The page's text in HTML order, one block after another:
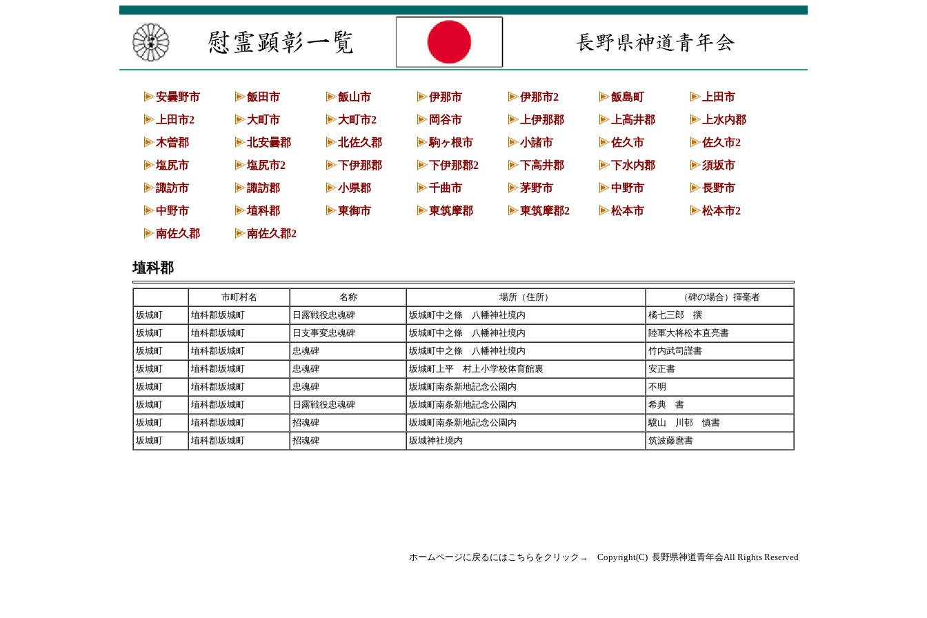
安曇野市 飯田市 飯山市 伊那市 伊那市2 飯島町
上田市
上田市2
大町市 大町市2 岡谷市 上伊那郡 上高井郡
上水内郡
木曽郡
北安曇郡 北佐久郡 駒ヶ根市 小諸市 佐久市
佐久市2
塩尻市
塩尻市2 下伊那郡 下伊那郡2 下高井郡 下水内郡
須坂市
諏訪市
諏訪郡 小県郡 千曲市 茅野市 中野市
長野市
中野市
埴科郡 東御市 東筑摩郡 東筑摩郡2 松本市
松本市2
南佐久郡
南佐久郡2
埴科郡
市町村名 名称 場所（住所）
（碑の場合）揮毫者
坂城町
埴科郡坂城町 日露戦役忠魂碑 坂城町中之條 八幡神社境内
橘七三郎 撰
坂城町
埴科郡坂城町 日支事変忠魂碑 坂城町中之條 八幡神社境内
陸軍大将松本直亮書
坂城町
埴科郡坂城町 忠魂碑 坂城町中之條 八幡神社境内
竹内武司謹書
坂城町
埴科郡坂城町 忠魂碑 坂城町上平 村上小学校体育館裏
安正書
坂城町
埴科郡坂城町 忠魂碑 坂城町南条新地記念公園内
不明
坂城町
埴科郡坂城町 日露戦役忠魂碑 坂城町南条新地記念公園内
希典 書
坂城町
埴科郡坂城町 招魂碑 坂城町南条新地記念公園内
驥山 川邨 慎書
坂城町
埴科郡坂城町 招魂碑 坂城神社境内 筑波藤麿書
ホームページに戻るにはこちらをクリック→ Copyright(C) 長野県神道青年会All Rights Reserved